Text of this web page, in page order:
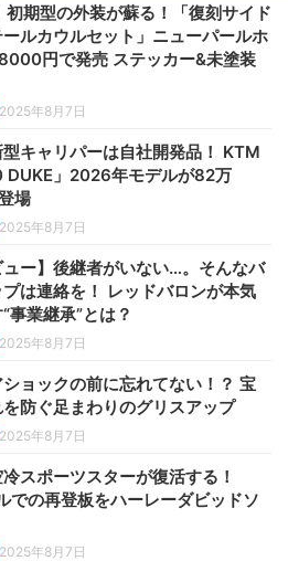
初期型の外装が蘇る！「復刻サイド
ルカウルセット」ニューパールホ
円で発売 ステッカー&未塗装
2025年8月7日
型キャリパーは自社開発品！ KTM
DUKE」2026年モデルが82万
場
2025年8月7日
ュー】後継者がいない…。そんなバ
は連絡を！ レッドバロンが本気
事業継承”とは？
2025年8月7日
ョックの前に忘れてない！？ 宝
防ぐ足まわりのグリスアップ
2025年8月7日
冷スポーツスターが復活する！
での再登板をハーレーダビッドソ
2025年8月7日